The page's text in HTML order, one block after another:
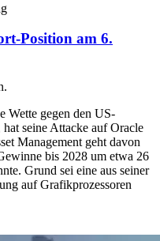
Position am 6.
Wette gegen den US-
seine Attacke auf Oracle
Management geht davon
bis 2028 um etwa 26
Grund sei eine aus seiner
auf Grafikprozessoren